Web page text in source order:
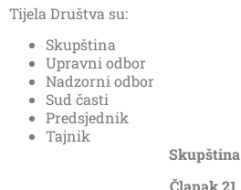
Tijela Društva su:
Skupština
Upravni odbor
Nadzorni odbor
Sud časti
Predsjednik
Tajnik
Skupština
Članak 21.